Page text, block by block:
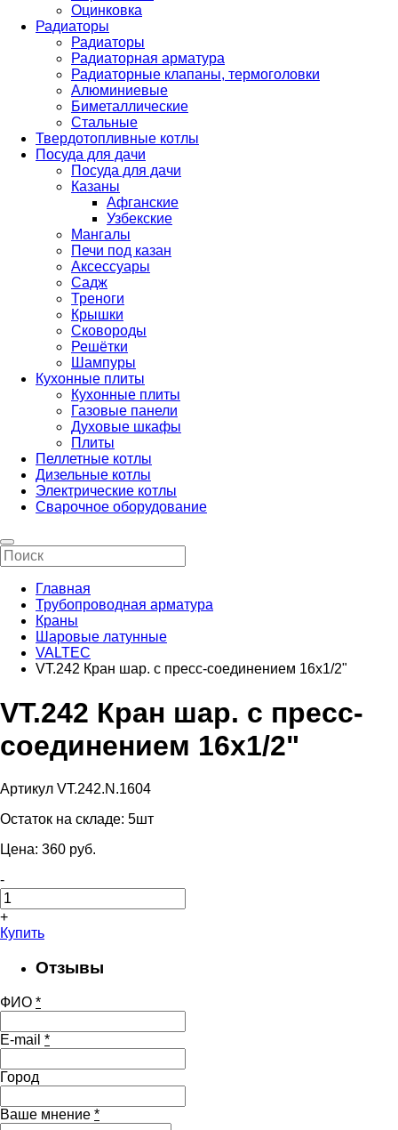
Оцинковка
Радиаторы
Радиаторы
Радиаторная арматура
Радиаторные клапаны, термоголовки
Алюминиевые
Биметаллические
Стальные
Твердотопливные котлы
Посуда для дачи
Посуда для дачи
Казаны
Афганские
Узбекские
Мангалы
Печи под казан
Аксессуары
Садж
Треноги
Крышки
Сковороды
Решётки
Шампуры
Кухонные плиты
Кухонные плиты
Газовые панели
Духовые шкафы
Плиты
Пеллетные котлы
Дизельные котлы
Электрические котлы
Сварочное оборудование
Главная
Трубопроводная арматура
Краны
Шаровые латунные
VALTEC
VT.242 Кран шар. с пресс-соединением 16х1/2"
VT.242 Кран шар. с пресс-
соединением 16х1/2"
Артикул VT.242.N.1604
Остаток на складе: 5шт
Цена: 360 pуб.
-
+
Купить
Отзывы
ФИО *
E-mail *
Город
Ваше мнение *